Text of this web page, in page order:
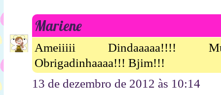
Mariene
Ameiiiii Dindaaaaa!!!!
Obrigadinhaaaa!!! Bjim!!!
13 de dezembro de 2012 às 10:14